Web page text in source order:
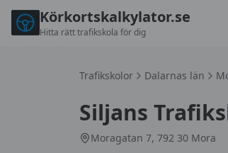
Körkortskalkylator.se
Hitta rätt trafikskola för dig
Trafikskolor Dalarnas län
Siljans
Moragatan 7, 792 30 Mora